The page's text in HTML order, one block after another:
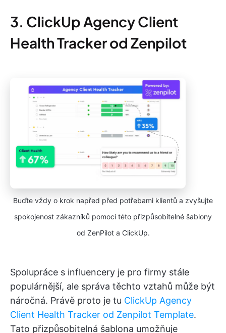
3. ClickUp Agency Client
Health Tracker od Zenpilot
Buďte vždy o krok napřed před potřebami klientů a zvyšujte
spokojenost zákazníků pomocí této přizpůsobitelné šablony
od ZenPilot a ClickUp.
Spolupráce s influencery je pro firmy stále
populárnější, ale správa těchto vztahů může být
náročná. Právě proto je tu ClickUp Agency
Client Health Tracker od Zenpilot Template.
Tato přizpůsobitelná šablona umožňuje